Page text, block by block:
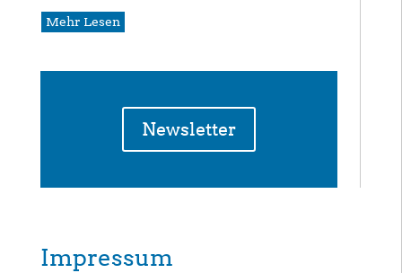
Mehr Lesen
Newsletter
Impressum